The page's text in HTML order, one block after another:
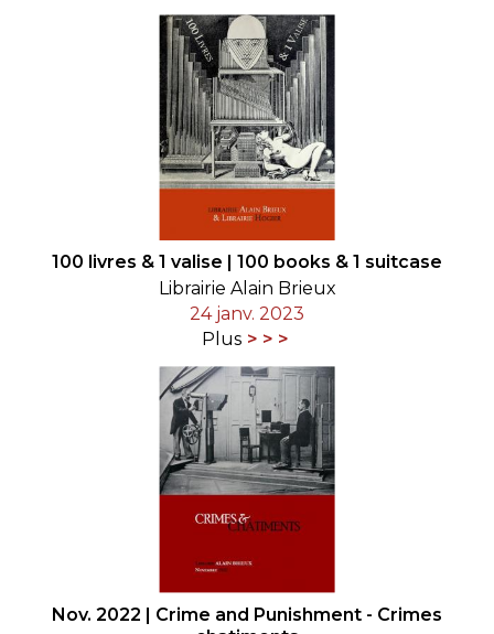
100 livres & 1 valise | 100 books & 1 suitcase
Librairie Alain Brieux
24 janv. 2023
Plus
Nov. 2022 | Crime and Punishment - Crimes